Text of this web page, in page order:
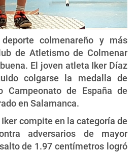
colmenareño y más
de Atletismo de Colmenar
El joven atleta Iker Díaz
colgarse la medalla de
Campeonato de España de
en Salamanca.
compite en la categoría de
adversarios de mayor
de 1.97 centímetros logró